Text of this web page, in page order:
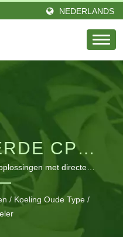
NEDERLANDS
CPU-
met directe
Intel- en AMD-platforms
/ Koeling Oude Type /